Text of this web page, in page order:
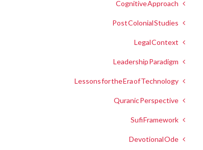
Cognitive Approach
Post Colonial Studies
Legal Context
Leadership Paradigm
Lessons for the Era of Technology
Quranic Perspective
Sufi Framework
Devotional Ode